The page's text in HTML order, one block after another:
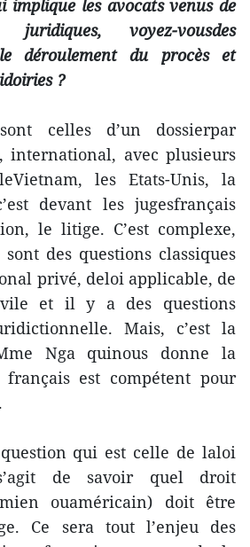
implique les avocats venus de
voyez-vousdes
déroulement du procès et
?
celles d’un dossierpar
international, avec plusieurs
les Etats-Unis, la
devant les jugesfrançais
le litige. C’est complexe,
des questions classiques
privé, deloi applicable, de
et il y a des questions
Mais, c’est la
Nga quinous donne la
est compétent pour
qui est celle de laloi
de savoir quel droit
ouaméricain) doit être
Ce sera tout l’enjeu des